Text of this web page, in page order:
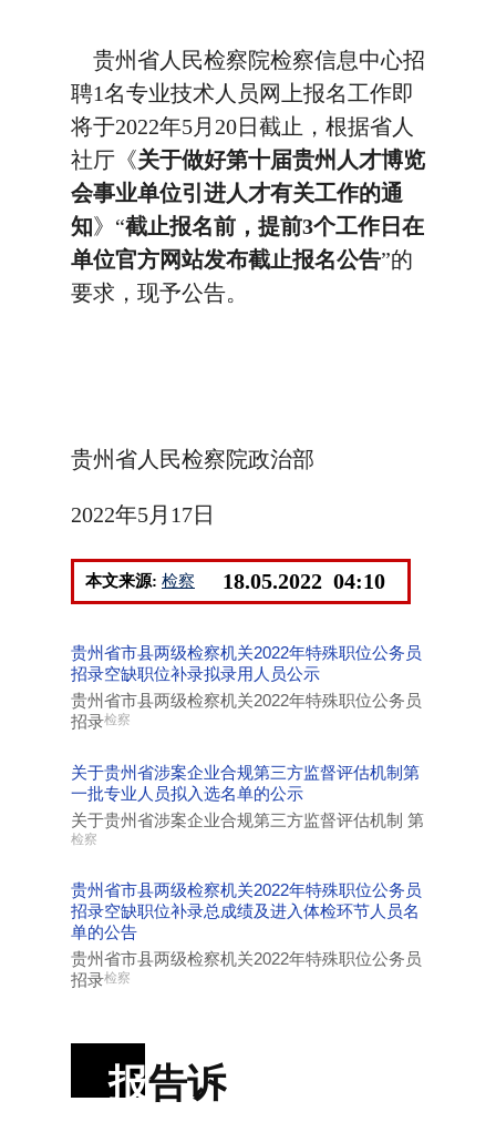
贵州省人民检察院检察信息中心招
聘1名专业技术人员网上报名工作即
将于2022年5月20日截止，根据省人
社厅《关于做好第十届贵州人才博览
会事业单位引进人才有关工作的通
知》“截止报名前，提前3个工作日在
单位官方网站发布截止报名公告”的
要求，现予公告。
贵州省人民检察院政治部
2022年5月17日
本文来源: 检察 18.05.2022 04:10
贵州省市县两级检察机关2022年特殊职位公务员
招录空缺职位补录拟录用人员公示
贵州省市县两级检察机关2022年特殊职位公务员
招录检察
关于贵州省涉案企业合规第三方监督评估机制第
一批专业人员拟入选名单的公示
关于贵州省涉案企业合规第三方监督评估机制 第
检察
贵州省市县两级检察机关2022年特殊职位公务员
招录空缺职位补录总成绩及进入体检环节人员名
单的公告
贵州省市县两级检察机关2022年特殊职位公务员
招录检察
报告诉